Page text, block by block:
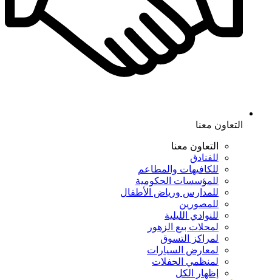
التعاون معنا
التعاون معنا
للفنادق
للكافيهات والمطاعم
للمؤسسات الحكومية
للمدارس ورياض الأطفال
للمصورين
للنوادي الليلية
لمحلات بيع الزهور
لمراكز التسوق
لمعارض السيارات
لمنظمي الحفلات
إظهار الكل